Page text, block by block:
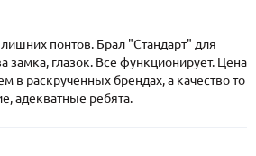
понтов. Брал "Стандарт" для
замка, глазок. Все функционирует. Цена
в раскрученных брендах, а качество то
адекватные ребята.